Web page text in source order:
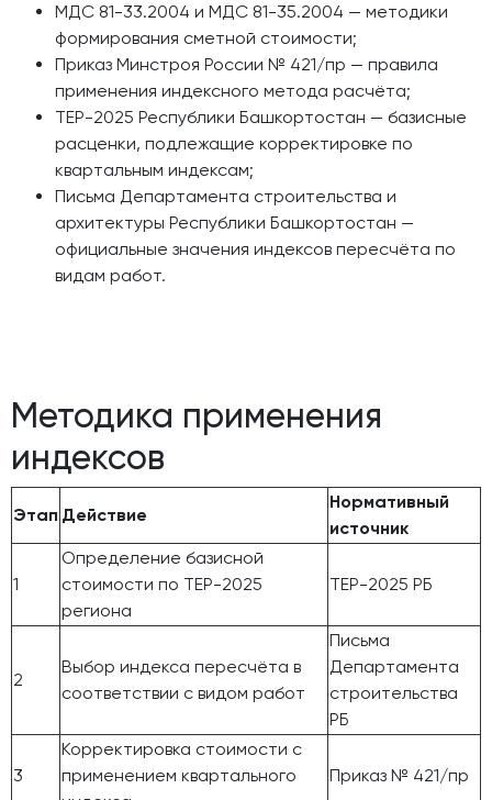
МДС 81-33.2004 и МДС 81-35.2004 — методики
формирования сметной стоимости;
Приказ Минстроя России № 421/пр — правила
применения индексного метода расчёта;
ТЕР-2025 Республики Башкортостан — базисные
расценки, подлежащие корректировке по
квартальным индексам;
Письма Департамента строительства и
архитектуры Республики Башкортостан —
официальные значения индексов пересчёта по
видам работ.
Методика применения
индексов
Этап Действие
Нормативный
источник
1
Определение базисной
стоимости по ТЕР-2025
региона
ТЕР-2025 РБ
2
Выбор индекса пересчёта в
соответствии с видом работ
Письма
Департамента
строительства
РБ
3
Корректировка стоимости с
применением квартального
Приказ № 421/пр